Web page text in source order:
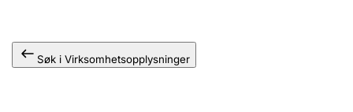
Søk i Virksomhetsopplysninger